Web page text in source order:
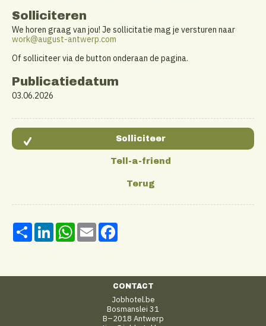
Solliciteren
We horen graag van jou! Je sollicitatie mag je versturen naar
work@august-antwerp.com
Of solliciteer via de button onderaan de pagina.
Publicatiedatum
03.06.2026
Share LinkedInWhatsApp
Email
CONTACT
Jobhotel.be
Bosmanslei 31
B–2018 Antwerp